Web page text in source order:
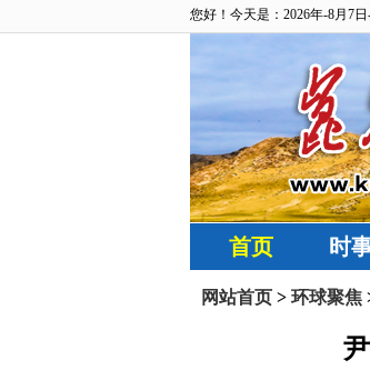
您好！今天是：2026年-8月7
首页 时
网站首页 > 环球聚焦